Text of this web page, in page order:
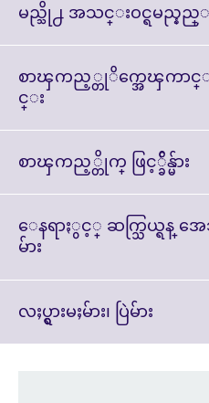
မည္သို႕ အသင္းဝင္ရမည္
စာၾကည့္တုိက္အေၾကာင္
င္း
More
information
စာၾကည့္တိုက္ ဖြင့္ခ်ိန္မ်ာ
ေနရာႏွင့္ ဆက္သြယ္ရန္ အ
မ်ား
More
information
လႈပ္ရွားမႈမ်ား၊ ပြဲမ်ား